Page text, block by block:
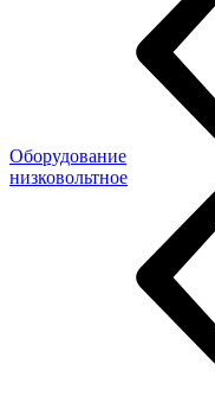
Оборудование
низковольтное